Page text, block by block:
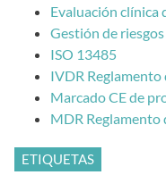
Evaluación
Gestión de riesgos
ISO 13485
IVDR
Marcado CE de
MDR
ETIQUETAS